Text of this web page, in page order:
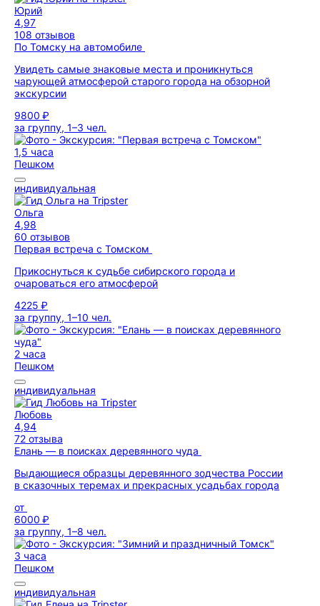
Юрий
4,97
108 отзывов
По Томску на автомобиле
Увидеть самые знаковые места и проникнуться
чарующей атмосферой старого города на обзорной
экскурсии
9800 ₽
за группу, 1–3 чел.
1,5 часа
Пешком
индивидуальная
Ольга
4,98
60 отзывов
Первая встреча с Томском
Прикоснуться к судьбе сибирского города и
очароваться его атмосферой
4225 ₽
за группу, 1–10 чел.
2 часа
Пешком
индивидуальная
Любовь
4,94
72 отзыва
Елань — в поисках деревянного чуда
Выдающиеся образцы деревянного зодчества России
в сказочных теремах и прекрасных усадьбах города
от
6000 ₽
за группу, 1–8 чел.
3 часа
Пешком
индивидуальная